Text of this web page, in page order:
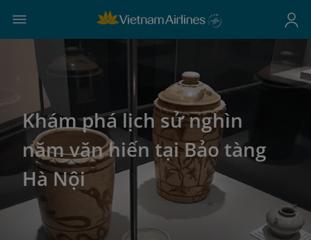
Khám phá lịch sử nghìn
năm văn hiến tại Bảo tàng
Hà Nội